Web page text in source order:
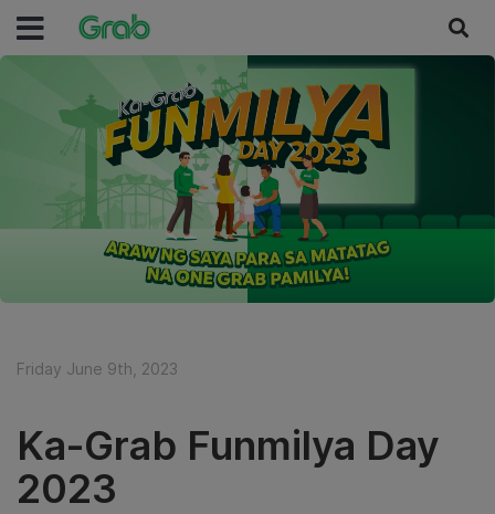
Friday June 9th, 2023
Ka-Grab Funmilya Day
2023